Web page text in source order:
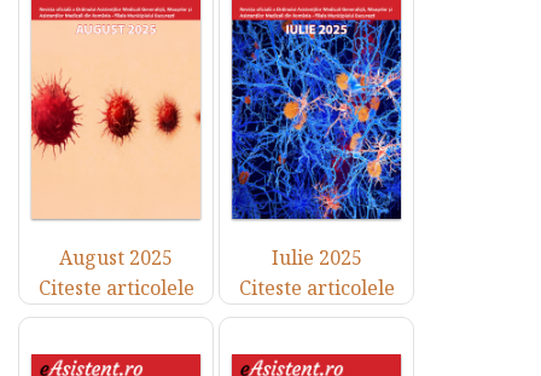
August 2025
Citeste articolele
Iulie 2025
Citeste articolele